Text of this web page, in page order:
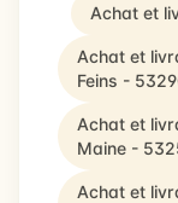
Achat et
Achat et
Feins -
Achat et
Maine -
Achat et